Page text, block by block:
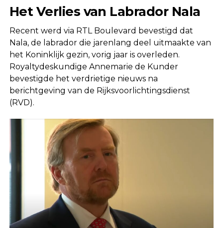
Het Verlies van Labrador Nala
Recent werd via RTL Boulevard bevestigd dat
Nala, de labrador die jarenlang deel uitmaakte van
het Koninklijk gezin, vorig jaar is overleden.
Royaltydeskundige Annemarie de Kunder
bevestigde het verdrietige nieuws na
berichtgeving van de Rijksvoorlichtingsdienst
(RVD).